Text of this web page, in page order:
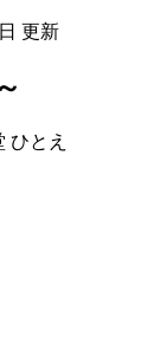
更新
ひとえ